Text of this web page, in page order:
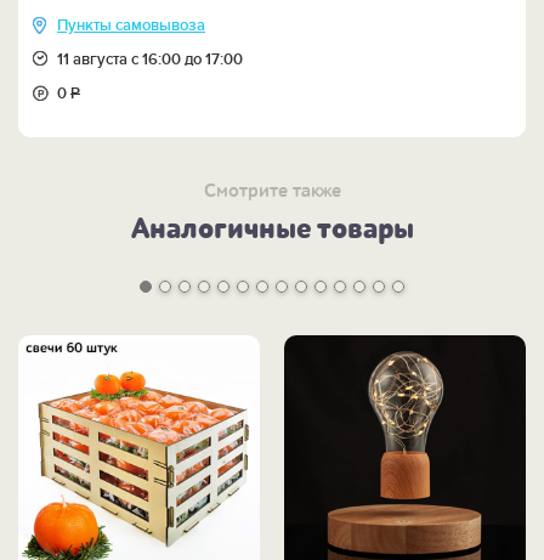
Пункты самовывоза
11 августа с 16:00 до 17:00
0Р
Смотрите также
Аналогичные товары